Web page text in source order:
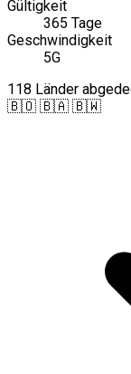
Gültigkeit
365 Tage
Geschwindigkeit
5G
118 Länder
🇧🇴 🇧🇦 🇧🇼